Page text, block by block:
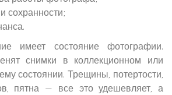
сохранности;
имеет состояние фотографии.
снимки в коллекционном или
состоянии. Трещины, потертости,
пятна — все это удешевляет, а